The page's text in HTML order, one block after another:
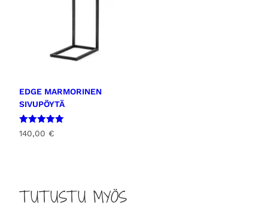
EDGE MARMORINEN
SIVUPÖYTÄ
Arvostelu
tuotteesta:
140,00 €
TUTUSTU MYÖS